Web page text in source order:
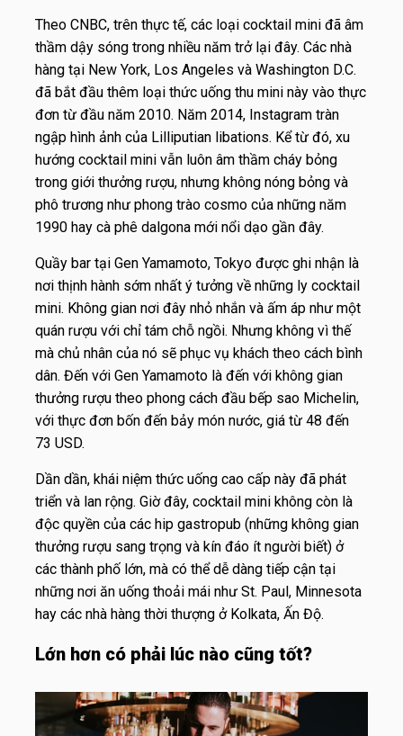
Theo CNBC, trên thực tế, các loại cocktail mini đã âm
thầm dậy sóng trong nhiều năm trở lại đây. Các nhà
hàng tại New York, Los Angeles và Washington D.C.
đã bắt đầu thêm loại thức uống thu mini này vào thực
đơn từ đầu năm 2010. Năm 2014, Instagram tràn
ngập hình ảnh của Lilliputian libations. Kể từ đó, xu
hướng cocktail mini vẫn luôn âm thầm cháy bỏng
trong giới thưởng rượu, nhưng không nóng bỏng và
phô trương như phong trào cosmo của những năm
1990 hay cà phê dalgona mới nổi dạo gần đây.
Quầy bar tại Gen Yamamoto, Tokyo được ghi nhận là
nơi thịnh hành sớm nhất ý tưởng về những ly cocktail
mini. Không gian nơi đây nhỏ nhắn và ấm áp như một
quán rượu với chỉ tám chỗ ngồi. Nhưng không vì thế
mà chủ nhân của nó sẽ phục vụ khách theo cách bình
dân. Đến với Gen Yamamoto là đến với không gian
thưởng rượu theo phong cách đầu bếp sao Michelin,
với thực đơn bốn đến bảy món nước, giá từ 48 đến
73 USD.
Dần dần, khái niệm thức uống cao cấp này đã phát
triển và lan rộng. Giờ đây, cocktail mini không còn là
độc quyền của các hip gastropub (những không gian
thưởng rượu sang trọng và kín đáo ít người biết) ở
các thành phố lớn, mà có thể dễ dàng tiếp cận tại
những nơi ăn uống thoải mái như St. Paul, Minnesota
hay các nhà hàng thời thượng ở Kolkata, Ấn Độ.
Lớn hơn có phải lúc nào cũng tốt?